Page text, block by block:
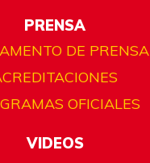
PRENSA
DE PRENSA
OFICIALES
VIDEOS